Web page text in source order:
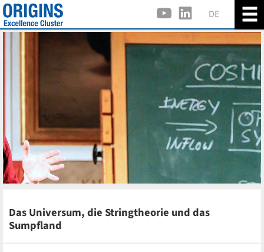
DE
Das Universum, die Stringtheorie und das
Sumpfland